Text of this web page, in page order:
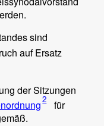
sind
auf Ersatz
der Sitzungen
2
für